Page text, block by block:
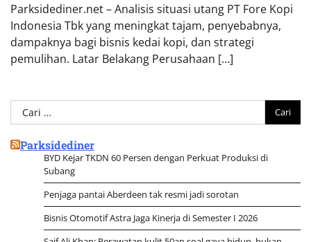
Parksidediner.net – Analisis situasi utang PT Fore Kopi
Indonesia Tbk yang meningkat tajam, penyebabnya,
dampaknya bagi bisnis kedai kopi, dan strategi
pemulihan. Latar Belakang Perusahaan […]
Cari
untuk:
Parksidediner
BYD Kejar TKDN 60 Persen dengan Perkuat Produksi di
Subang
Penjaga pantai Aberdeen tak resmi jadi sorotan
Bisnis Otomotif Astra Jaga Kinerja di Semester I 2026